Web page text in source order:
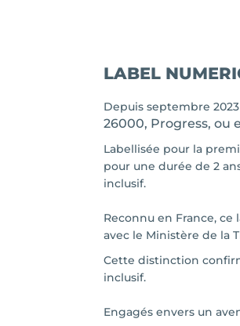
LABEL
Depuis septembre
26000, Progress, ou
Labellisée pour la
pour une durée de 2
inclusif.
Reconnu en France,
avec le Ministère de la
Cette distinction
inclusif.
Engagés envers un